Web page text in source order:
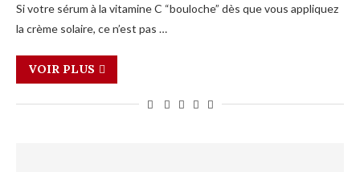
Si votre sérum à la vitamine C “bouloche” dès que vous appliquez
la crème solaire, ce n’est pas …
VOIR PLUS